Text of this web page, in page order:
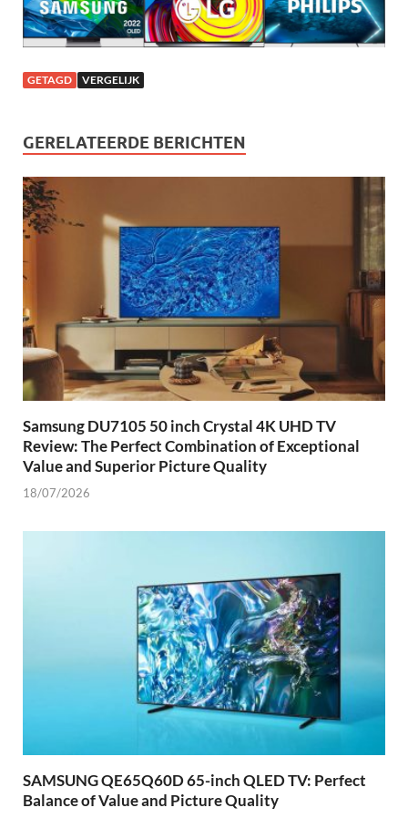
GETAGD VERGELIJK
GERELATEERDE BERICHTEN
Samsung DU7105 50 inch Crystal 4K UHD TV
Review: The Perfect Combination of Exceptional
Value and Superior Picture Quality
18/07/2026
SAMSUNG QE65Q60D 65-inch QLED TV: Perfect
Balance of Value and Picture Quality